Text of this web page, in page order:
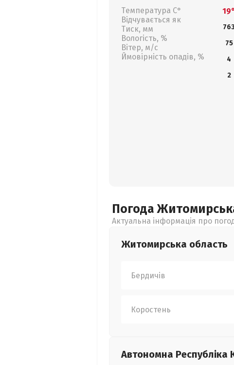
Температура С°
Відчувається як
Тиск, мм
Вологість, %
Вітер, м/с
Ймовірність опадів, %
19°
75
4
2
Погода
Актуальна інформація про
Житомирська область
Бердичів
Коростень
Автономна Республіка